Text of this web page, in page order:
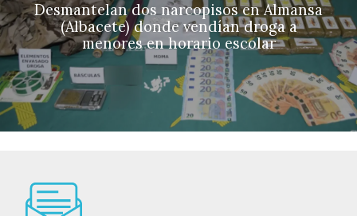
Desmantelan dos narcopisos en Almansa
(Albacete) donde vendían droga a
menores en horario escolar